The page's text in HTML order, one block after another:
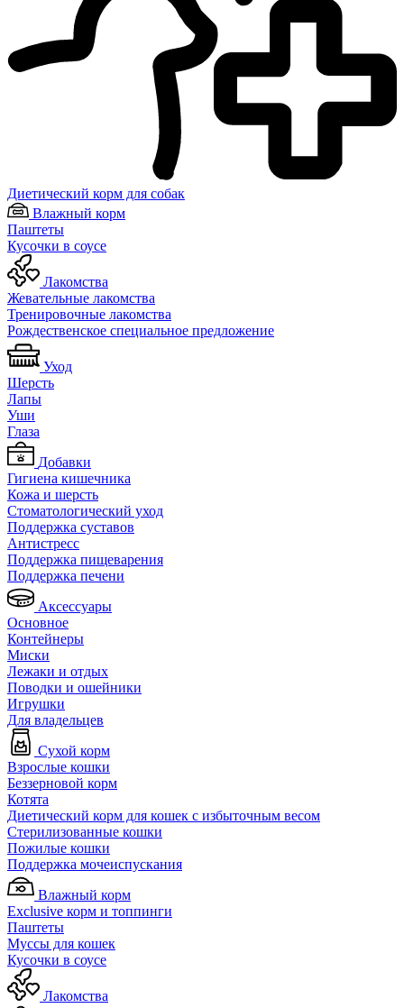
Диетический корм для собак
Влажный корм
Паштеты
Кусочки в соусе
Лакомства
Жевательные лакомства
Тренировочные лакомства
Рождественское специальное предложение
Уход
Шерсть
Лапы
Уши
Глаза
Добавки
Гигиена кишечника
Кожа и шерсть
Cтоматологический уход
Поддержка суставов
Антистресс
Поддержка пищеварения
Поддержка печени
Аксессуары
Основное
Контейнеры
Миски
Лежаки и отдых
Поводки и ошейники
Игрушки
Для владельцев
Сухой корм
Взрослые кошки
Беззерновой корм
Котята
Диетический корм для кошек с избыточным весом
Стерилизованные кошки
Пожилые кошки
Поддержка мочеиспускания
Влажный корм
Exclusive корм и топпинги
Паштеты
Муссы для кошек
Кусочки в соусе
Лакомства